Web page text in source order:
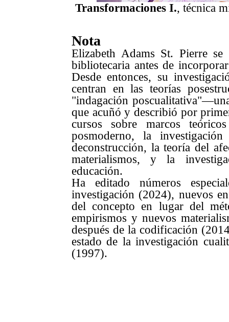
Transformaciones I., técnica
Nota
Elizabeth Adams St. Pierre
bibliotecaria antes de
Desde entonces, su
centran en las teorías
"indagación
que acuñó y describió por
cursos sobre marcos
posmoderno, la
deconstrucción, la teoría del
materialismos, y la
educación.
Ha editado números
investigación (2024), nuevos
del concepto en lugar del
empirismos y nuevos
después de la codificación
estado de la investigación
(1997).